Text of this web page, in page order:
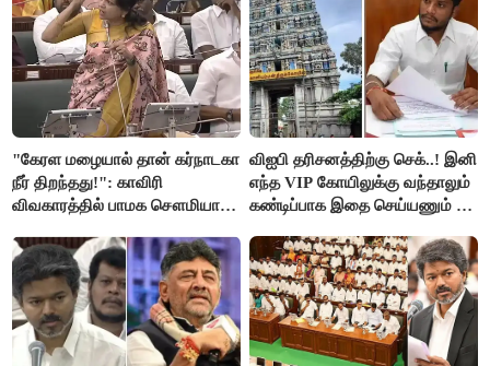
"கேரள மழையால் தான் கர்நாடகா
நீர் திறந்தது!": காவிரி
விவகாரத்தில் பாமக சௌமியா
விஐபி தரிசனத்திற்கு செக்..! இனி
எந்த VIP கோயிலுக்கு வந்தாலும்
கண்டிப்பாக இதை செய்யணும் -